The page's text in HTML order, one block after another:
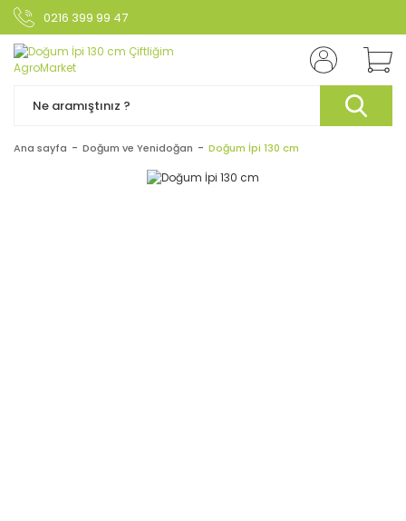
0216 399 99 47
Ana sayfa Doğum ve Yenidoğan Doğum İpi 130 cm